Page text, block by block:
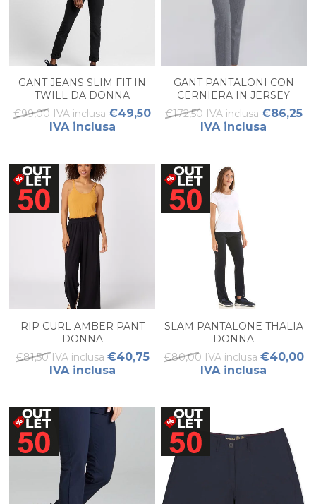
GANT JEANS SLIM FIT IN
TWILL DA DONNA
€99,00 IVA inclusa €49,50
IVA inclusa
GANT PANTALONI CON
CERNIERA IN JERSEY
SPINATO DONNA
€172,50 IVA inclusa €86,25
IVA inclusa
RIP CURL AMBER PANT
DONNA
€81,50 IVA inclusa €40,75
IVA inclusa
SLAM PANTALONE THALIA
DONNA
€80,00 IVA inclusa €40,00
IVA inclusa